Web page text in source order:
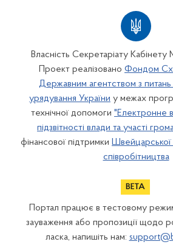
Власність Секретаріату Кабінету
Проект реалізовано Фондом
Державним агентством з
урядування України у межах
технічної допомоги "Електронне
підзвітності влади та участі
фінансової підтримки Швейцарської
співробітництва
Портал працює в тестовому
зауваження або пропозиції щодо
ласка, напишіть нам: